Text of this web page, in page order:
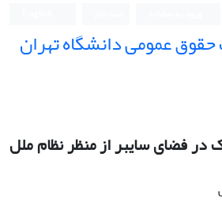
حقوق عمومی دانشگاه تهران
فضای سایبر از منظر نظام ملل